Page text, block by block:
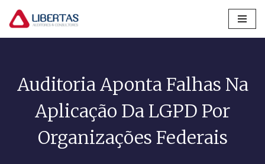
Pular
Auditoria Aponta Falhas Na
Aplicação Da LGPD Por
Organizações Federais